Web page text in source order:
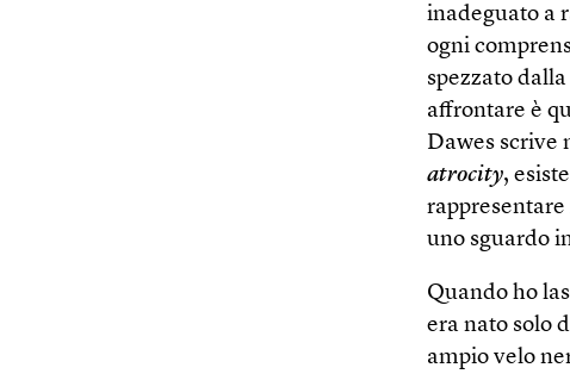
inadeguato a
ogni
spezzato
affrontare è
Dawes scrive
atrocity,
uno sguardo
Quando ho
era nato solo
ampio velo